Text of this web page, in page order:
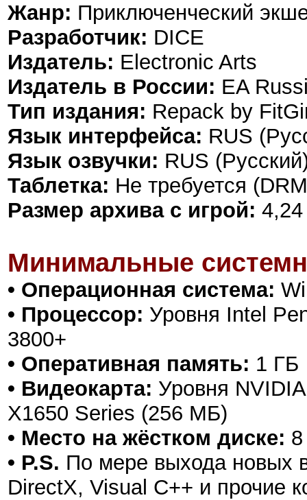
Жанр: Приключенческий
Разработчик: DICE
Издатель: Electronic Arts
Издатель в России: EA
Тип издания: Repack by
Язык интерфейса: RUS
Язык озвучки: RUS
Таблетка: Не требуется
Размер архива с игрой:
Минимальные
• Операционная система:
• Процессор: Уровня Intel
3800+
• Оперативная память: 1 ГБ
• Видеокарта: Уровня
X1650 Series (256 МБ)
• Место на жёстком диске:
• P.S. По мере выхода новых
DirectX, Visual C++ и прочие